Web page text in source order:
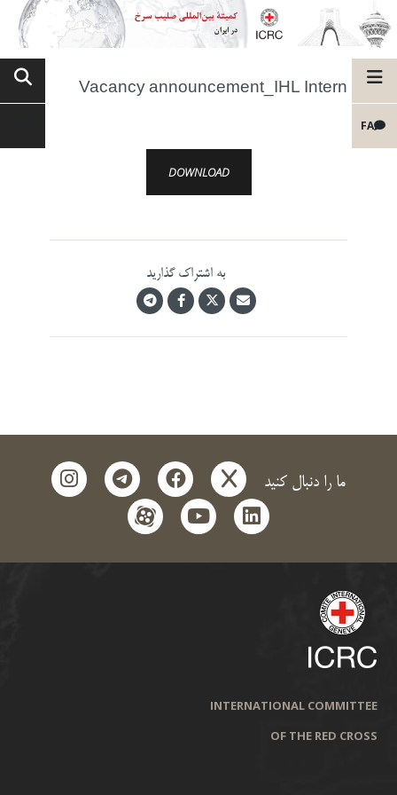
FA
Vacancy announcement_IHL Intern
DOWNLOAD
به اشتراک گذارید
ما را دنبال کنید x
facebook
telegram
instagram
linkedin
youtube
aparat
INTERNATIONAL COMMITTEE
OF THE RED CROSS